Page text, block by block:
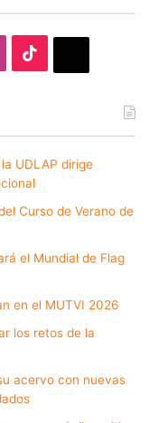
UDLAP dirige
Curso de Verano de
el Mundial de Flag
en el MUTVI 2026
los retos de la
acervo con nuevas